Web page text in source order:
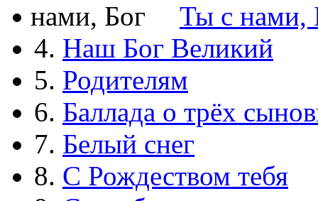
Ты с нами,
4. Наш Бог Великий
5. Родителям
6. Баллада о трёх
7. Белый снег
8. С Рождеством тебя